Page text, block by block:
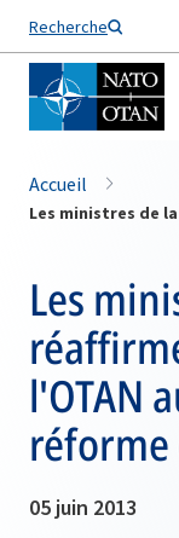
Recherche
Nom de famille*
Accueil
Les
l'OTAN
réforme
05 juin 2013